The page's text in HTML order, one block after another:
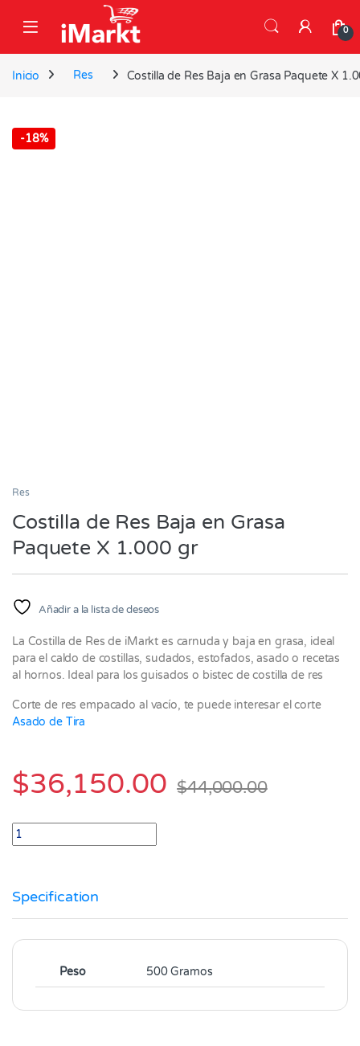
0
Inicio Res Costilla de Res Baja en Grasa Paquete X
-18%
Res
Costilla de Res Baja en Grasa
Paquete X 1.000 gr
Añadir a la lista de deseos
La Costilla de Res de iMarkt es carnuda y baja en grasa, ideal
para el caldo de costillas, sudados, estofados, asado o recetas
al hornos. Ideal para los guisados o bistec de costilla de res
Corte de res empacado al vacío, te puede interesar el corte
Asado de Tira
$36,150.00 $44,000.00
Costilla de Res Baja en Grasa Paquete X 1.000 gr quantity
Specification
Peso 500 Gramos